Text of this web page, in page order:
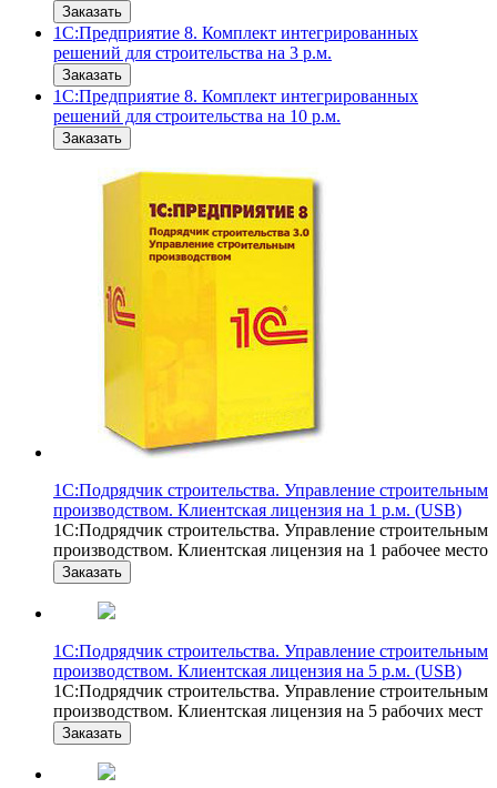
Заказать
1С:Предприятие 8. Комплект интегрированных
решений для строительства на 3 р.м.
Заказать
1С:Предприятие 8. Комплект интегрированных
решений для строительства на 10 р.м.
Заказать
1С:Подрядчик строительства. Управление строительным
производством. Клиентская лицензия на 1 р.м. (USB)
1С:Подрядчик строительства. Управление строительным
производством. Клиентская лицензия на 1 рабочее место
Заказать
1С:Подрядчик строительства. Управление строительным
производством. Клиентская лицензия на 5 р.м. (USB)
1С:Подрядчик строительства. Управление строительным
производством. Клиентская лицензия на 5 рабочих мест
Заказать